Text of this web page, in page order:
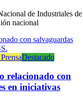
de Industriales de
nacional
Destacado
relacionado con
en iniciativas